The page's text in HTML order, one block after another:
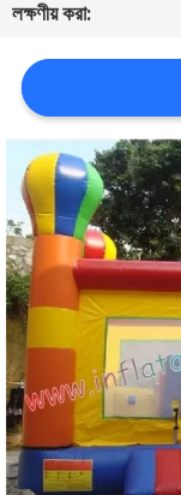
ম্যাপ
PRIVACY
POLICY
লক্ষণীয় করা: